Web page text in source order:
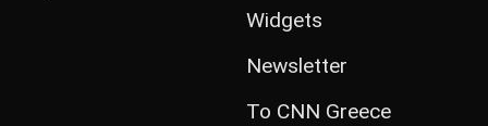
Widgets
Newsletter
Το CNN Greece